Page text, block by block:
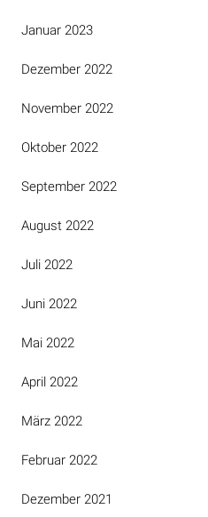
Januar 2023
Dezember 2022
November 2022
Oktober 2022
September 2022
August 2022
Juli 2022
Juni 2022
Mai 2022
April 2022
März 2022
Februar 2022
Dezember 2021